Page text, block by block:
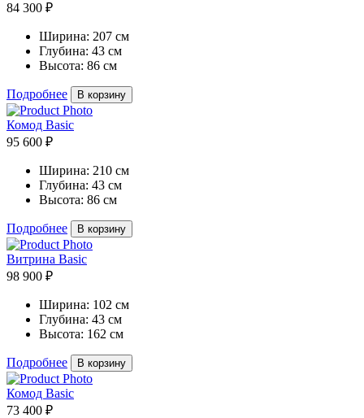
84 300 ₽
Ширина: 207 см
Глубина: 43 см
Высота: 86 см
Подробнее В корзину
Комод Basic
95 600 ₽
Ширина: 210 см
Глубина: 43 см
Высота: 86 см
Подробнее В корзину
Витрина Basic
98 900 ₽
Ширина: 102 см
Глубина: 43 см
Высота: 162 см
Подробнее В корзину
Комод Basic
73 400 ₽